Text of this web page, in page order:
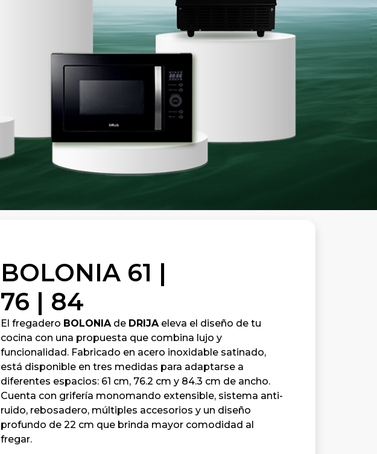
BOLONIA 61 |
76 | 84
El fregadero BOLONIA de DRIJA eleva el diseño de tu
cocina con una propuesta que combina lujo y
funcionalidad. Fabricado en acero inoxidable satinado,
está disponible en tres medidas para adaptarse a
diferentes espacios: 61 cm, 76.2 cm y 84.3 cm de ancho.
Cuenta con grifería monomando extensible, sistema anti-
ruido, rebosadero, múltiples accesorios y un diseño
profundo de 22 cm que brinda mayor comodidad al
fregar.